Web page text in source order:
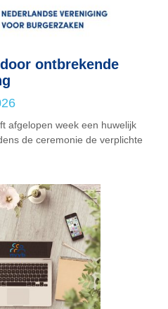
ontbrekende
afgelopen week een huwelijk
de ceremonie de verplichte